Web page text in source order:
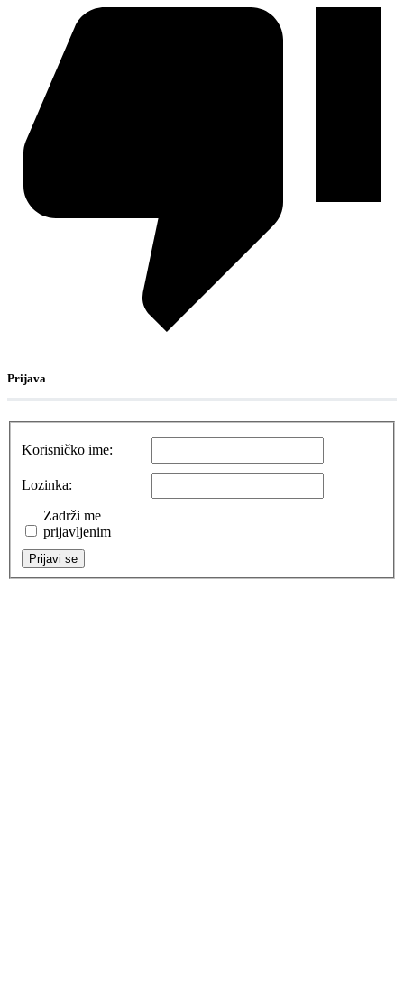
Prijava
Korisničko ime:
Lozinka:
Zadrži me
prijavljenim
Prijavi se